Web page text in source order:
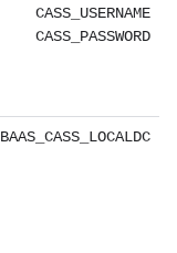
CASS_USERNAME
CASS_PASSWORD
BAAS_CASS_LOCALDC